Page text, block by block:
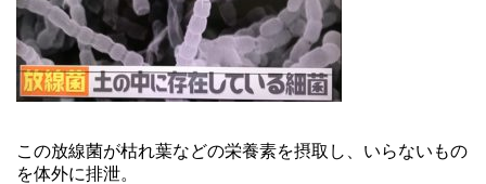
この放線菌が枯れ葉などの栄養素を摂取し、いらないもの
を体外に排泄。